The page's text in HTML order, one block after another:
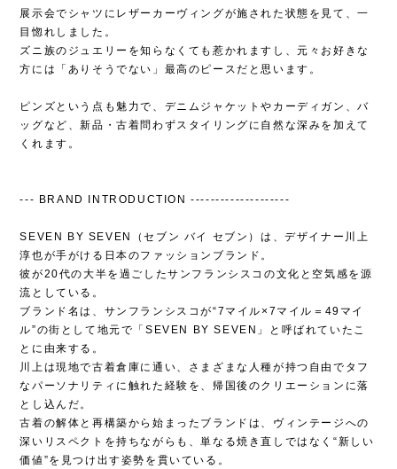
展示会でシャツにレザーカーヴィングが施された状態を見て、一
目惚れしました。
ズニ族のジュエリーを知らなくても惹かれますし、元々お好きな
方には「ありそうでない」最高のピースだと思います。
ピンズという点も魅力で、デニムジャケットやカーディガン、バ
ッグなど、新品・古着問わずスタイリングに自然な深みを加えて
くれます。
--- BRAND INTRODUCTION --------------------
SEVEN BY SEVEN（セブン バイ セブン）は、デザイナー川上
淳也が手がける日本のファッションブランド。
彼が20代の大半を過ごしたサンフランシスコの文化と空気感を源
流としている。
ブランド名は、サンフランシスコが“7マイル×7マイル＝49マイ
ル”の街として地元で「SEVEN BY SEVEN」と呼ばれていたこ
とに由来する。
川上は現地で古着倉庫に通い、さまざまな人種が持つ自由でタフ
なパーソナリティに触れた経験を、帰国後のクリエーションに落
とし込んだ。
古着の解体と再構築から始まったブランドは、ヴィンテージへの
深いリスペクトを持ちながらも、単なる焼き直しではなく“新しい
価値”を見つけ出す姿勢を貫いている。